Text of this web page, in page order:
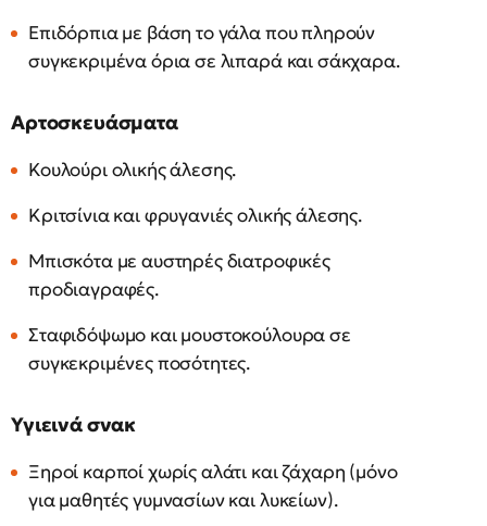
Επιδόρπια με βάση το γάλα που πληρούν
συγκεκριμένα όρια σε λιπαρά και σάκχαρα.
Αρτοσκευάσματα
Κουλούρι ολικής άλεσης.
Κριτσίνια και φρυγανιές ολικής άλεσης.
Μπισκότα με αυστηρές διατροφικές
προδιαγραφές.
Σταφιδόψωμο και μουστοκούλουρα σε
συγκεκριμένες ποσότητες.
Υγιεινά σνακ
Ξηροί καρποί χωρίς αλάτι και ζάχαρη (μόνο
για μαθητές γυμνασίων και λυκείων).